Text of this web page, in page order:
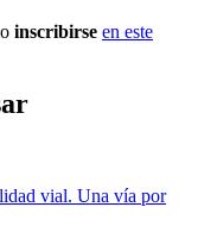
inscribirse en este
vial. Una vía por